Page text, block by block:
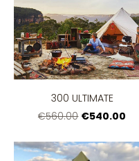
300 ULTIMATE
€560.00 €540.00